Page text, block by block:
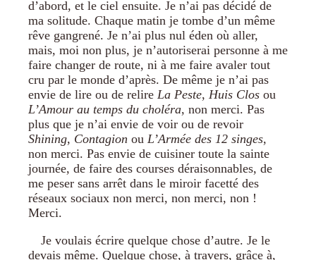
d’abord, et le ciel ensuite. Je n’ai pas décidé de
ma solitude. Chaque matin je tombe d’un même
rêve gangrené. Je n’ai plus nul éden où aller,
mais, moi non plus, je n’autoriserai personne à me
faire changer de route, ni à me faire avaler tout
cru par le monde d’après. De même je n’ai pas
envie de lire ou de relire La Peste, Huis Clos ou
L’Amour au temps du choléra, non merci. Pas
plus que je n’ai envie de voir ou de revoir
Shining, Contagion ou L’Armée des 12 singes,
non merci. Pas envie de cuisiner toute la sainte
journée, de faire des courses déraisonnables, de
me peser sans arrêt dans le miroir facetté des
réseaux sociaux non merci, non merci, non !
Merci.
Je voulais écrire quelque chose d’autre. Je le
devais même. Quelque chose, à travers, grâce à,